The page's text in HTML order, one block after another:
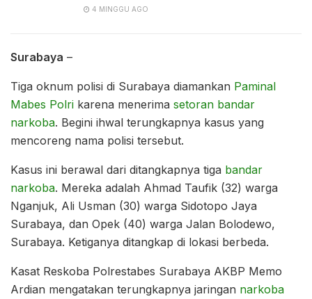
4 MINGGU AGO
Surabaya –
Tiga oknum polisi di Surabaya diamankan Paminal
Mabes Polri karena menerima setoran bandar
narkoba. Begini ihwal terungkapnya kasus yang
mencoreng nama polisi tersebut.
Kasus ini berawal dari ditangkapnya tiga bandar
narkoba. Mereka adalah Ahmad Taufik (32) warga
Nganjuk, Ali Usman (30) warga Sidotopo Jaya
Surabaya, dan Opek (40) warga Jalan Bolodewo,
Surabaya. Ketiganya ditangkap di lokasi berbeda.
Kasat Reskoba Polrestabes Surabaya AKBP Memo
Ardian mengatakan terungkapnya jaringan narkoba